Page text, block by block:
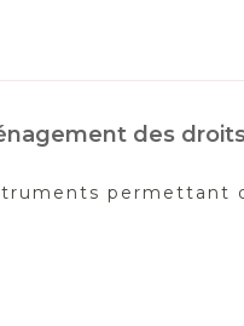
des
permettant